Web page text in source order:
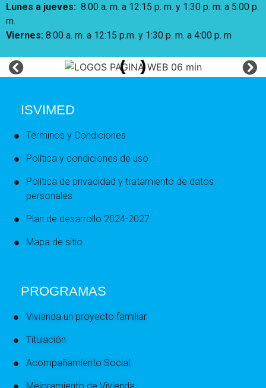
Lunes a jueves: 8:00 a. m. a 12:15 p. m. y 1:30 p. m. a 5:00 p.
m.
Viernes: 8:00 a. m. a 12:15 p.m. y 1:30 p. m. a 4:00 p. m
ISVIMED
Términos y Condiciones
Política y condiciones de uso
Política de privacidad y tratamiento de datos
personales
Plan de desarrollo 2024-2027
Mapa de sitio
PROGRAMAS
Vivienda un proyecto familiar
Titulación
Acompañamiento Social